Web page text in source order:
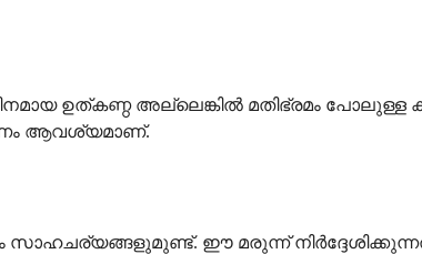
ഉത്കണ്ഠ അല്ലെങ്കിൽ മതിഭ്രമം
ആവശ്യമാണ്.
ഈ മരുന്ന്